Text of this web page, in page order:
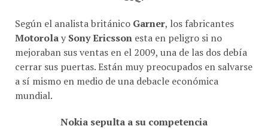
Según el analista británico Garner
, los fabricantes
Motorola
Sony Ericsson
esta en peligro si no
mejoraban sus ventas en el 2009, una de las dos debía
cerrar sus puertas. Están muy preocupados en salvarse
a sí­ mismo en medio de una debacle económica
mundial.
Nokia sepulta a su competencia